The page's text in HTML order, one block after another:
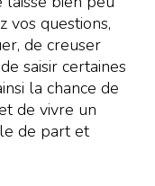
vos questions,
de creuser
saisir certaines
la chance de
de vivre un
de part et